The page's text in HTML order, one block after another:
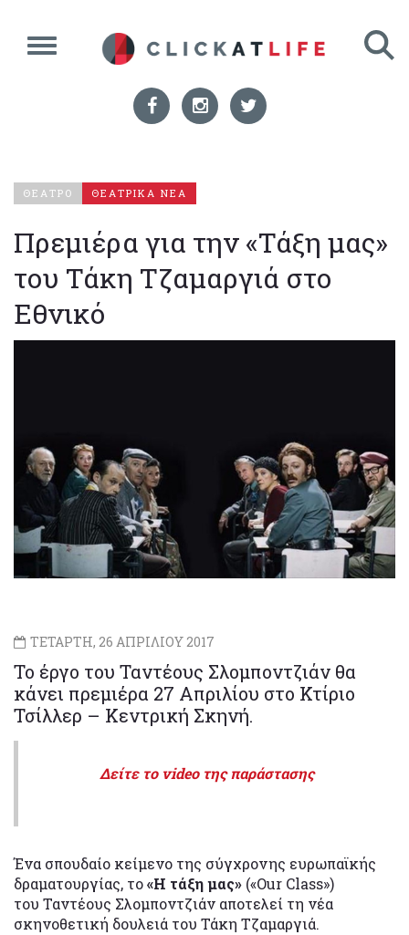
ΘΕΑΤΡΟ ΘΕΑΤΡΙΚΑ ΝΕΑ
Πρεμιέρα για την «Τάξη μας»
του Τάκη Τζαμαργιά στο
Εθνικό
ΤΕΤΑΡΤΗ, 26 ΑΠΡΙΛΙΟΥ 2017
Το έργο του Ταντέους Σλομποντζιάν θα
κάνει πρεμιέρα 27 Απριλίου στο Κτίριο
Τσίλλερ – Κεντρική Σκηνή.
Δείτε το video της παράστασης
Ένα σπουδαίο κείμενο της σύγχρονης ευρωπαϊκής
δραματουργίας, το«Η τάξη μας» («Our Class»)
του Ταντέους Σλομποντζιάν αποτελεί τη νέα
σκηνοθετική δουλειά του Τάκη Τζαμαργιά.